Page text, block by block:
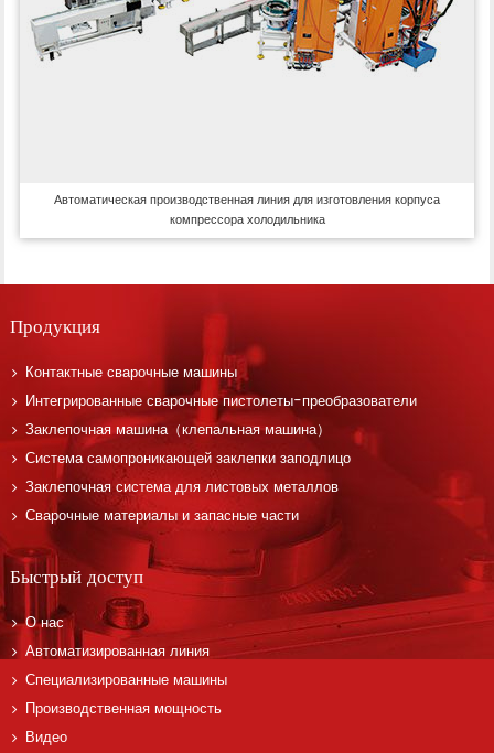
Автоматическая производственная линия для изготовления корпуса
компрессора холодильника
Продукция
Контактные сварочные машины
Интегрированные сварочные пистолеты-преобразователи
Заклепочная машина（клепальная машина）
Система самопроникающей заклепки заподлицо
Заклепочная система для листовых металлов
Сварочные материалы и запасные части
Быстрый доступ
О нас
Автоматизированная линия
Специализированные машины
Производственная мощность
Видео